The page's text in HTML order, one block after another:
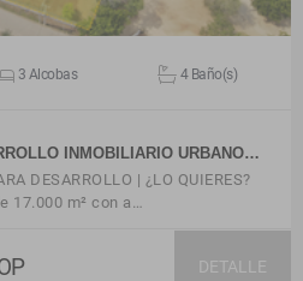
3 Alcobas 4 Baño(s)
INMOBILIARIO URBANO…
DESARROLLO | ¿LO QUIERES?
17.000 m² con a…
DETALLE